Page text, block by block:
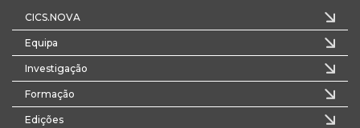
CICS.NOVA
Equipa
Investigação
Formação
Edições